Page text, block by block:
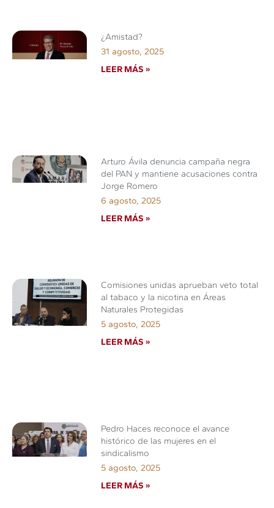
¿Amistad?
31 agosto, 2025
LEER MÁS »
Arturo Ávila denuncia campaña negra
del PAN y mantiene acusaciones contra
Jorge Romero
6 agosto, 2025
LEER MÁS »
Comisiones unidas aprueban veto total
al tabaco y la nicotina en Áreas
Naturales Protegidas
5 agosto, 2025
LEER MÁS »
Pedro Haces reconoce el avance
histórico de las mujeres en el
sindicalismo
5 agosto, 2025
LEER MÁS »